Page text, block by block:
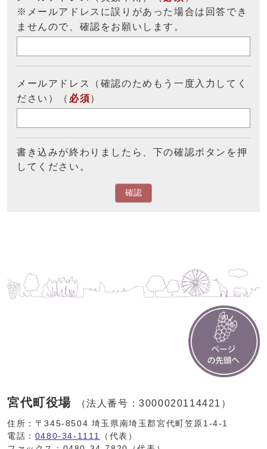
※メールアドレスに誤りがあった場合は回答でき
ませんので、確認をお願いします。
メールアドレス（確認のためもう一度入力してく
ださい）（ 必須）
書き込みが終わりましたら、下の確認ボタンを押
してください。
確認
宮代町役場 （法人番号：3000020114421）
住所：〒345-8504 埼玉県南埼玉郡宮代町笠原1-4-1
電話： 0480-34-1111
（代表）